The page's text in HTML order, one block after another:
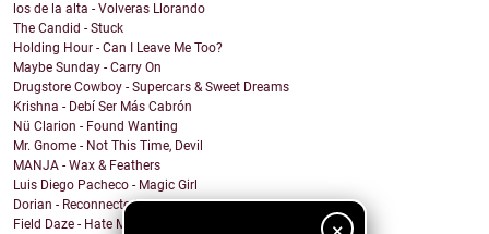
los de la alta - Volveras Llorando
The Candid - Stuck
Holding Hour - Can I Leave Me Too?
Maybe Sunday - Carry On
Drugstore Cowboy - Supercars & Sweet Dreams
Krishna - Debí Ser Más Cabrón
Nü Clarion - Found Wanting
Mr. Gnome - Not This Time, Devil
MANJA - Wax & Feathers
Luis Diego Pacheco - Magic Girl
Dorian - Reconnected
Field Daze - Hate Me